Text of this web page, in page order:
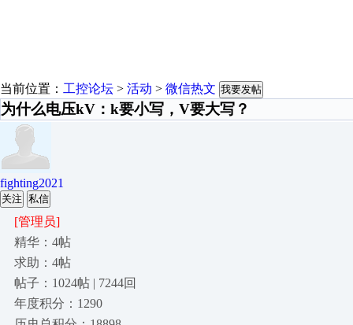
当前位置： 工控论坛 > 活动 > 微信热文 我要发帖
为什么电压kV：k要小写，V要大写？
fighting2021
关注 私信
[管理员]
精华：4帖
求助：4帖
帖子：1024帖 | 7244回
年度积分：1290